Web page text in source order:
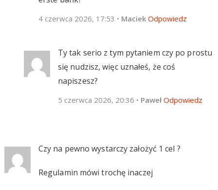
4 czerwca 2026, 17:53 • Maciek Odpowiedz
Ty tak serio z tym pytaniem czy po prostu
się nudzisz, więc uznałeś, że coś
napiszesz?
5 czerwca 2026, 20:36 • Paweł Odpowiedz
Czy na pewno wystarczy założyć 1 cel ?
Regulamin mówi trochę inaczej